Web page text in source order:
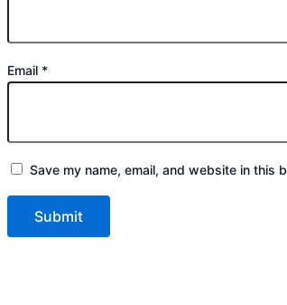
Email *
Save my name, email, and website in this